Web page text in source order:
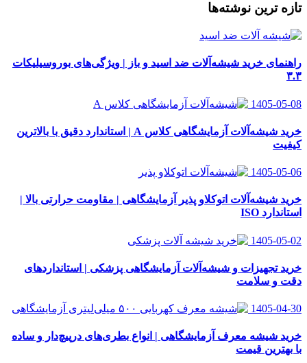
تازه ترین نوشته‌ها
راهنمای خرید شیشه‌آلات ضد اسید و باز | ویژگی‌های بوروسیلیکات
۳.۳
1405-05-08
خرید شیشه‌آلات آزمایشگاهی کلاس A | استاندارد دقیق با بالاترین
کیفیت
1405-05-06
خرید شیشه‌آلات اتوکلاو پذیر آزمایشگاهی | مقاومت حرارتی بالا |
استاندارد ISO
1405-05-02
خرید تجهیزات و شیشه‌آلات آزمایشگاهی پزشکی | استانداردهای
دقت و سلامت
1405-04-30
خرید شیشه معرف آزمایشگاهی | انواع بطری‌های در‌پیچ‌دار و ساده
با بهترین قیمت